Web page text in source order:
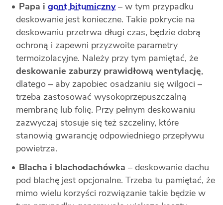
Papa i gont bitumiczny– w tym przypadku
deskowanie jest konieczne. Takie pokrycie na
deskowaniu przetrwa długi czas, będzie dobrą
ochroną i zapewni przyzwoite parametry
termoizolacyjne. Należy przy tym pamiętać, że
deskowanie zaburzy prawidłową wentylację,
dlatego – aby zapobiec osadzaniu się wilgoci –
trzeba zastosować wysokoprzepuszczalną
membranę lub folię. Przy pełnym deskowaniu
zazwyczaj stosuje się też szczeliny, które
stanowią gwarancję odpowiedniego przepływu
powietrza.
Blacha i blachodachówka – deskowanie dachu
pod blachę jest opcjonalne. Trzeba tu pamiętać, że
mimo wielu korzyści rozwiązanie takie będzie w